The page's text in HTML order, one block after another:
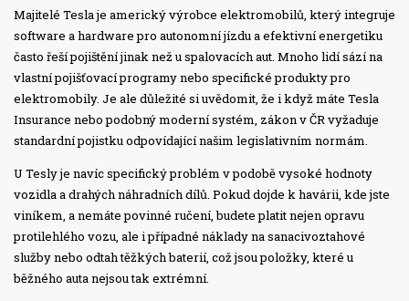
Majitelé Teslaje americký výrobce elektromobilů, který integruje
software a hardware pro autonomní jízdu a efektivní energetiku
často řeší pojištění jinak než u spalovacích aut. Mnoho lidí sází na
vlastní pojišťovací programy nebo specifické produkty pro
elektromobily. Je ale důležité si uvědomit, že i když máte Tesla
Insurance nebo podobný moderní systém, zákon v ČR vyžaduje
standardní pojistku odpovídající našim legislativním normám.
U Tesly je navíc specifický problém v podobě vysoké hodnoty
vozidla a drahých náhradních dílů. Pokud dojde k havárii, kde jste
viníkem, a nemáte povinné ručení, budete platit nejen opravu
protilehlého vozu, ale i případné náklady na sanacivoztahové
služby nebo odtah těžkých baterií, což jsou položky, které u
běžného auta nejsou tak extrémní.